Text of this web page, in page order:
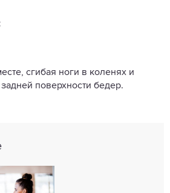
сгибая ноги в коленях и
поверхности бедер.